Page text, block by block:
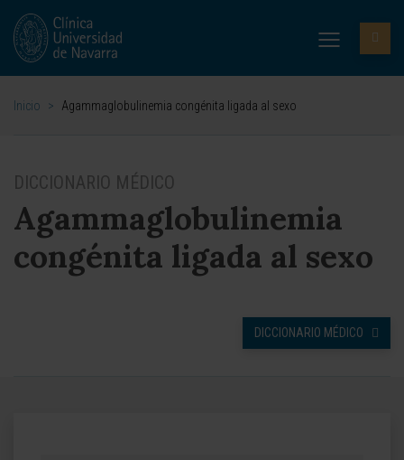
Inicio > Agammaglobulinemia congénita ligada al sexo
DICCIONARIO MÉDICO
Agammaglobulinemia
congénita ligada al sexo
DICCIONARIO MÉDICO